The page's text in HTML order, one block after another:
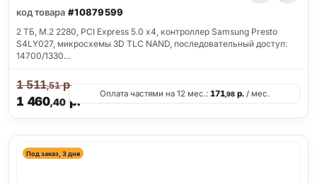
код товара #10879599
2 ТБ, M.2 2280, PCI Express 5.0 x4, контроллер Samsung Presto
S4LY027, микросхемы 3D TLC NAND, последовательный доступ:
14700/1330…
1 460,40 р.
1 511,51р.
Оплата частями на 12 мес.: 171,98р./ мес.
Под заказ, 3 дня